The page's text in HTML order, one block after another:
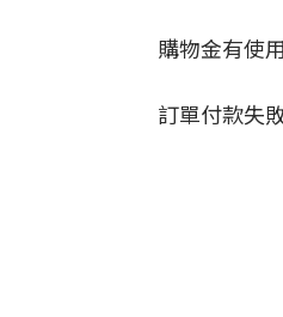
購物金有使
訂單付款失